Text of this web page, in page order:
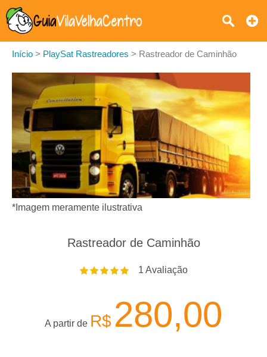
Início > PlaySat Rastreadores > Rastreador de Caminhão
*Imagem meramente ilustrativa
Rastreador de Caminhão
1 Avaliação
A partir de R$ 280,00